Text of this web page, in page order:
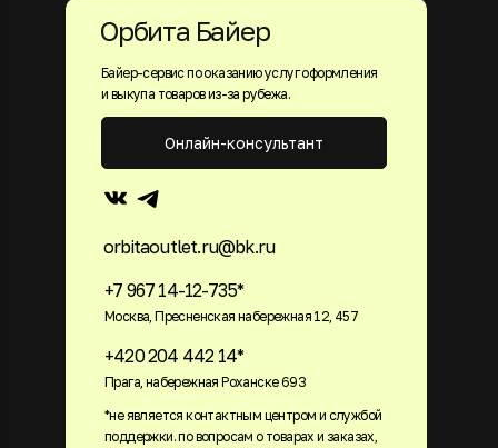
Байер-сервис по оказанию услуг оформления
и выкупа товаров из-за рубежа.
+7 967 14-12-735*
Москва, Пресненская набережная 12, 457
+420 204 442 14*
Прага, набережная Роханске 693
orbitaoutlet.ru@bk.ru
Онлайн-консультант
Орбита Байер
*не является контактным центром и службой
поддержки. по вопросам о товарах и заказах,